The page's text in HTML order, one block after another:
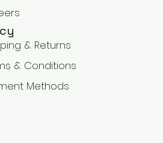
& Returns
& Conditions
Methods